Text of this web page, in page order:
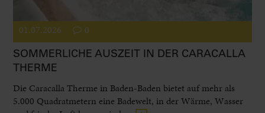
01.07.2026 0
SOMMERLICHE AUSZEIT IN DER CARACALLA
THERME
Die Caracalla Therme in Baden-Baden bietet auf mehr als
5.000 Quadratmetern eine Badewelt, in der Wärme, Wasser